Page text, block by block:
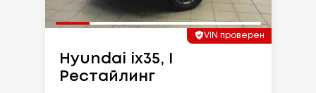
VIN проверен
Hyundai ix35, I
Рестайлинг